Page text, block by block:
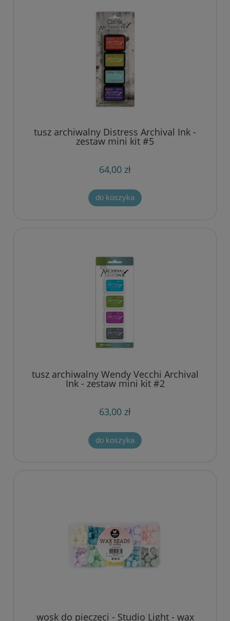
tusz archiwalny Distress Archival Ink -
zestaw mini kit #5
64,00 zł
do koszyka
tusz archiwalny Wendy Vecchi Archival
Ink - zestaw mini kit #2
63,00 zł
do koszyka
wosk do pieczęci - Studio Light - wax